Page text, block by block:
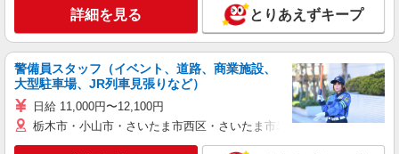
詳細を見る とりあえずキープ
警備員スタッフ（イベント、道路、商業施設、
大型駐車場、JR列車見張りなど）
日給 11,000円〜12,100円
栃木市・小山市・さいたま市西区・さいたま市岩槻区・久喜市・蓮田